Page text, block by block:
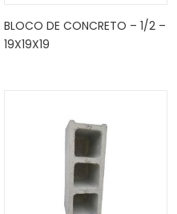
BLOCO DE CONCRETO – 1/2 –
19X19X19